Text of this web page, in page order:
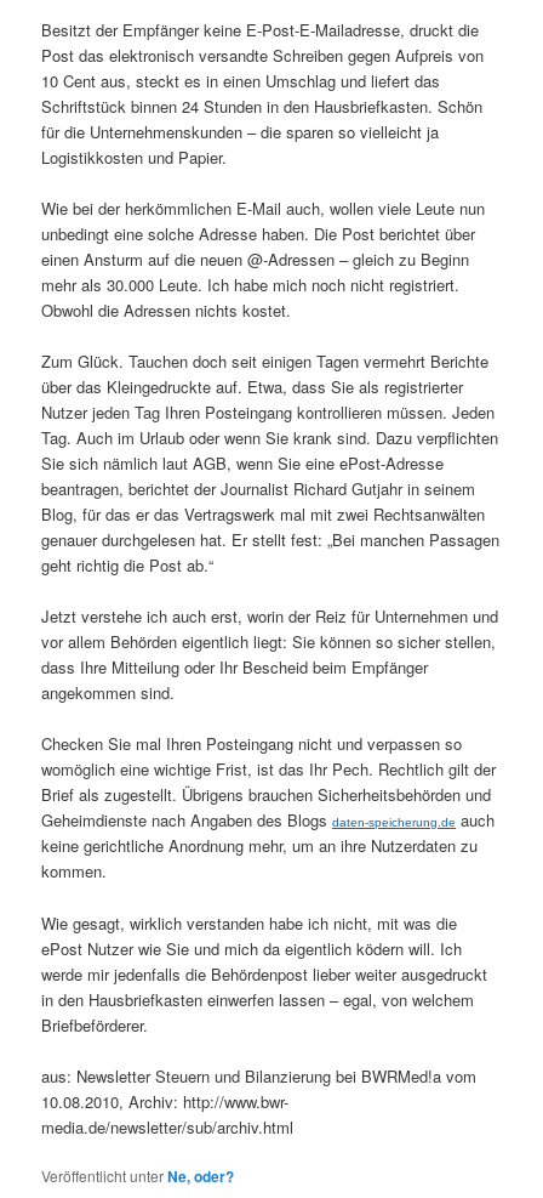
Besitzt der Empfänger keine E-Post-E-Mailadresse, druckt die
Post das elektronisch versandte Schreiben gegen Aufpreis von
10 Cent aus, steckt es in einen Umschlag und liefert das
Schriftstück binnen 24 Stunden in den Hausbriefkasten. Schön
für die Unternehmenskunden – die sparen so vielleicht ja
Logistikkosten und Papier.
Wie bei der herkömmlichen E-Mail auch, wollen viele Leute nun
unbedingt eine solche Adresse haben. Die Post berichtet über
einen Ansturm auf die neuen @-Adressen – gleich zu Beginn
mehr als 30.000 Leute. Ich habe mich noch nicht registriert.
Obwohl die Adressen nichts kostet.
Zum Glück. Tauchen doch seit einigen Tagen vermehrt Berichte
über das Kleingedruckte auf. Etwa, dass Sie als registrierter
Nutzer jeden Tag Ihren Posteingang kontrollieren müssen. Jeden
Tag. Auch im Urlaub oder wenn Sie krank sind. Dazu verpflichten
Sie sich nämlich laut AGB, wenn Sie eine ePost-Adresse
beantragen, berichtet der Journalist Richard Gutjahr in seinem
Blog, für das er das Vertragswerk mal mit zwei Rechtsanwälten
genauer durchgelesen hat. Er stellt fest: „Bei manchen Passagen
geht richtig die Post ab.“
Jetzt verstehe ich auch erst, worin der Reiz für Unternehmen und
vor allem Behörden eigentlich liegt: Sie können so sicher stellen,
dass Ihre Mitteilung oder Ihr Bescheid beim Empfänger
angekommen sind.
Checken Sie mal Ihren Posteingang nicht und verpassen so
womöglich eine wichtige Frist, ist das Ihr Pech. Rechtlich gilt der
Brief als zugestellt. Übrigens brauchen Sicherheitsbehörden und
Geheimdienste nach Angaben des Blogsdaten-speicherung.de auch
keine gerichtliche Anordnung mehr, um an ihre Nutzerdaten zu
kommen.
Wie gesagt, wirklich verstanden habe ich nicht, mit was die
ePost Nutzer wie Sie und mich da eigentlich ködern will. Ich
werde mir jedenfalls die Behördenpost lieber weiter ausgedruckt
in den Hausbriefkasten einwerfen lassen – egal, von welchem
Briefbeförderer.
aus: Newsletter Steuern und Bilanzierung bei BWRMed!a vom
10.08.2010, Archiv: http://www.bwr-
media.de/newsletter/sub/archiv.html
Veröffentlicht unterNe, oder?